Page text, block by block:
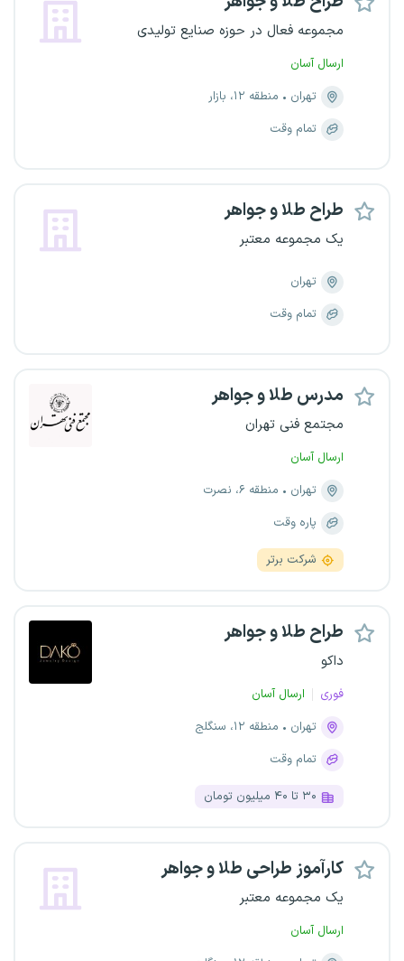
مجموعه فعال در حوزه صنایع تولیدی
ارسال آسان
تهران
منطقه ۱۲، بازار
تمام وقت
طراح طلا و جواهر
یک مجموعه معتبر
تهران
تمام وقت
مدرس طلا و جواهر
مجتمع فنی تهران
ارسال آسان
تهران
منطقه ۶، نصرت
پاره وقت
شرکت برتر
طراح طلا و جواهر
داکو
فوری
ارسال آسان
تهران
منطقه ۱۲، سنگلج
تمام وقت
۳۰ تا ۴۰ میلیون تومان
کارآموز طراحی طلا و جواهر
یک مجموعه معتبر
ارسال آسان